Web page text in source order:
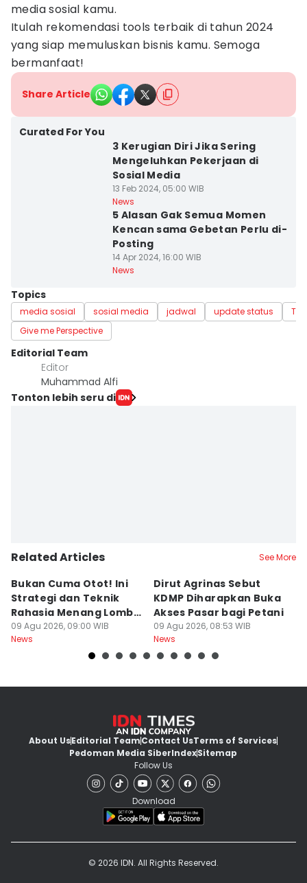
media sosial kamu.
Itulah rekomendasi tools terbaik di tahun 2024
yang siap memuluskan bisnis kamu. Semoga
bermanfaat!
Share Article
Curated For You
3 Kerugian Diri Jika Sering
Mengeluhkan Pekerjaan di
Sosial Media
13 Feb 2024, 05:00 WIB
News
5 Alasan Gak Semua Momen
Kencan sama Gebetan Perlu di-
Posting
14 Apr 2024, 16:00 WIB
News
Topics
media sosial sosial media jadwal update status
Give me Perspective
Editorial Team
Editor
Muhammad Alfi
Tonton lebih seru di
Related Articles See More
Bukan Cuma Otot! Ini
Strategi dan Teknik
Rahasia Menang Lomba
Panjat Pinang
09 Agu 2026, 09:00 WIB
News
Dirut Agrinas Sebut
KDMP Diharapkan Buka
Akses Pasar bagi Petani
09 Agu 2026, 08:53 WIB
News
About UsEditorial TeamContact UsTerms of Services
Pedoman Media SiberIndexSitemap
Follow Us
Download
© 2026 IDN. All Rights Reserved.